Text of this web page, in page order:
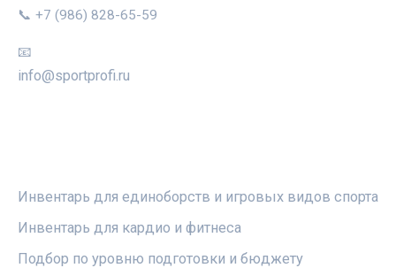
📞 +7 (986) 828-65-59
📧
info@sportprofi.ru
Инвентарь для единоборств и игровых видов спорта
Инвентарь для кардио и фитнеса
Подбор по уровню подготовки и бюджету